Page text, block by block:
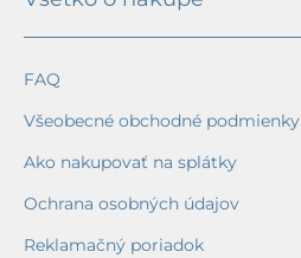
FAQ
Všeobecné obchodné podmienky
Ako nakupovať na splátky
Ochrana osobných údajov
Reklamačný poriadok